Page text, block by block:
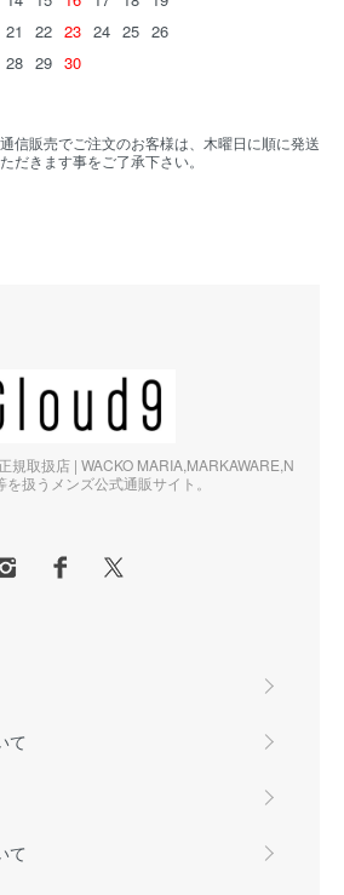
21 22 23 24 25 26
28 29 30
信販売でご注文のお客様は、木曜日に順に発送
だきます事をご了承下さい。
規取扱店 | WACKO MARIA,MARKAWARE,N
を扱うメンズ公式通販サイト。
て
て